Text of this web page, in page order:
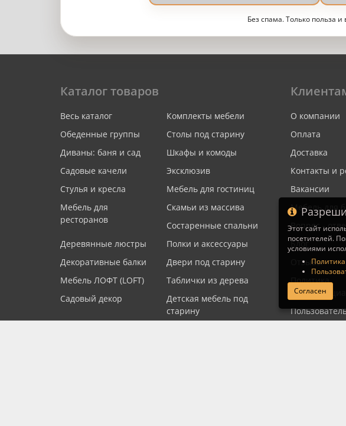
Без спама. Только польза
Каталог товаров
Весь каталог
Комплекты мебели
Обеденные группы
Столы под старину
Диваны: баня и сад
Шкафы и комоды
Садовые качели
Эксклюзив
Стулья и кресла
Мебель для гостиниц
Мебель для
ресторанов
Скамьи из массива
Состаренные спальни
Деревянные люстры
Полки и аксессуары
Декоративные балки
Двери под старину
Мебель ЛОФТ (LOFT)
Таблички из дерева
Садовый декор
Детская мебель под
старину
О компании
Оплата
Доставка
Контакты и
Вакансии
Мебель для
Вопрос -
Блог
Отзывы
Политика
соглашение
Этот сайт
посетителей.
условиями
Согласен